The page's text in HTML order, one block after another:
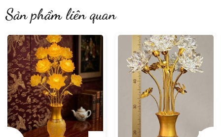
Sản phẩm liên quan